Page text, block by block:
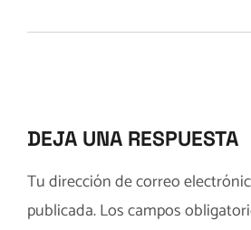
DEJA UNA RESPUESTA
Tu dirección de correo
publicada.Los campos